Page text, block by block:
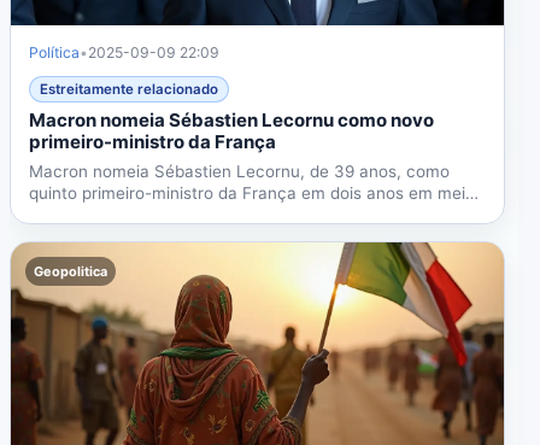
Política• 2025-09-09 22:09
Estreitamente relacionado
Macron nomeia Sébastien Lecornu como novo
primeiro-ministro da França
Macron nomeia Sébastien Lecornu, de 39 anos, como
quinto primeiro-ministro da França em dois anos em meio
Geopolitica